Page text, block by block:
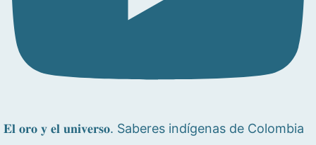
𝐄𝐥 𝐨𝐫𝐨 𝐲 𝐞𝐥 𝐮𝐧𝐢𝐯𝐞𝐫𝐬𝐨. Saberes indígenas de Colombia